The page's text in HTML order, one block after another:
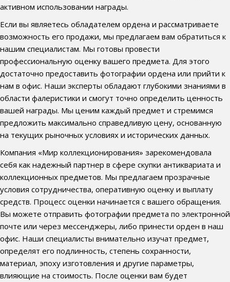
активном использовании награды.
Если вы являетесь обладателем ордена и рассматриваете
возможность его продажи, мы предлагаем вам обратиться к
нашим специалистам. Мы готовы провести
профессиональную оценку вашего предмета. Для этого
достаточно предоставить фотографии ордена или прийти к
нам в офис. Наши эксперты обладают глубокими знаниями в
области фалеристики и смогут точно определить ценность
вашей награды. Мы ценим каждый предмет и стремимся
предложить максимально справедливую цену, основанную
на текущих рыночных условиях и исторических данных.
Компания «Мир коллекционирования» зарекомендовала
себя как надежный партнер в сфере скупки антиквариата и
коллекционных предметов. Мы предлагаем прозрачные
условия сотрудничества, оперативную оценку и выплату
средств. Процесс оценки начинается с вашего обращения.
Вы можете отправить фотографии предмета по электронной
почте или через мессенджеры, либо принести орден в наш
офис. Наши специалисты внимательно изучат предмет,
определят его подлинность, степень сохранности,
материал, эпоху изготовления и другие параметры,
влияющие на стоимость. После оценки вам будет